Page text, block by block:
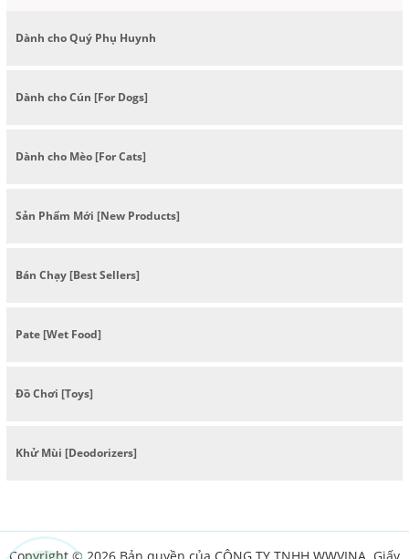
Dành cho Quý Phụ Huynh
Dành cho Cún [For Dogs]
Dành cho Mèo [For Cats]
Sản Phẩm Mới [New Products]
Bán Chạy [Best Sellers]
Pate [Wet Food]
Đồ Chơi [Toys]
Khử Mùi [Deodorizers]